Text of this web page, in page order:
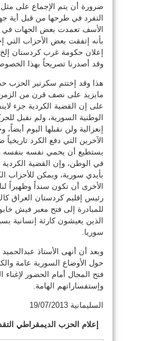
ضرورة أن يتم الإجماع على
التفرد في طرحها من قبل أية
الأسف تعمدت بعض الجهات
بأنه إتفقت بعض الأحزاب التي
إعلان حكومة غرب كردستان
وقد أصدرنا تصريحاً بهذا
هذا وقد إختتم سكرتير الحزب
مايزيد على نصف قرن من الزمن
على إن القضية الكردية جزء
الوطنية السورية، ولم نقبل
إنعزالية ولن نقبلها اليوم
الآخرين التي دفع الكرد تاريخياً
يستطيع أن يحمي نفسه بنفسه
في الوطن، وإن القضية
بأيدي سورية، ويمكن للأحزاب
الأخرى أن تكون سنداً وظهيراً
رئيس إقليم كردستان العراق
للمبادرة إلى فتح معبر فيش
الذين يعيشون كارثة إنسانية
سوريا.
وبعد أن أنهى الأستاذ
حول الأوضاع السورية عامة
فتح المجال أمام الحضور لإغناء
وإستفساراتهم الهامة.
السليمانية 19/07/2013
إعلام الحزب الديمقراطي